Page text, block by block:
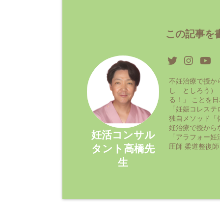
この記事を
妊活コンサル
タント高橋先
生
不妊治療で授
し としろう）
る！」 ことを
「妊娠コレス
独自メソッド「
妊治療で授から
「アラフォー
圧師 柔道整復